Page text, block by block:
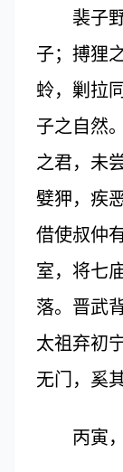
裴子野
子；搏狸
蛉，剿拉
子之自然
之君，未
嬖狎，疾
借使叔仲
室，将七
落。晋武
太祖弃初
无门，奚
丙寅，